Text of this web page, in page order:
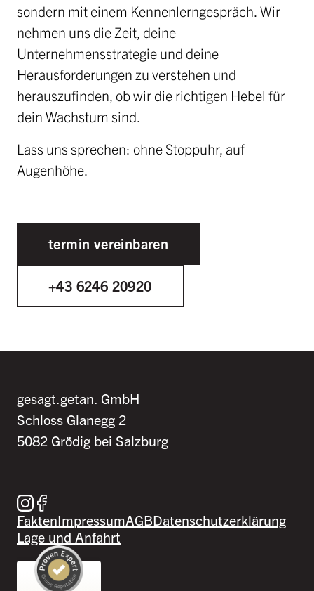
sondern mit einem Kennenlerngespräch. Wir
nehmen uns die Zeit, deine
Unternehmensstrategie und deine
Herausforderungen zu verstehen und
herauszufinden, ob wir die richtigen Hebel für
dein Wachstum sind.
Lass uns sprechen: ohne Stoppuhr, auf
Augenhöhe.
termin vereinbaren
+43 6246 20920
gesagt.getan. GmbH
Schloss Glanegg 2
5082 Grödig bei Salzburg
Besuche uns auf Instagram
Besuche uns auf Facebook
FaktenImpressumAGBDatenschutzerklärung
Lage und Anfahrt